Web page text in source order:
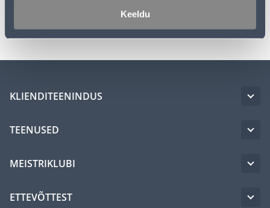
Keeldu
KLIENDITEENINDUS
TEENUSED
MEISTRIKLUBI
ETTEVÕTTEST